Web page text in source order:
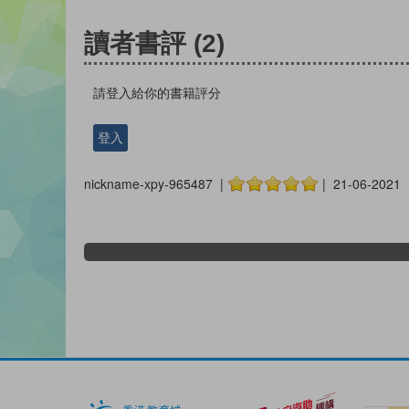
讀者書評 (2)
請登入給你的書籍評分
登入
nickname-xpy-965487 | | 21-06-2021